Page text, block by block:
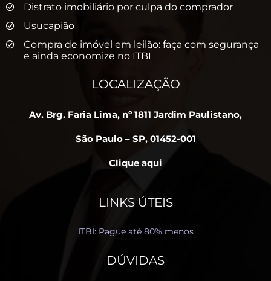
Distrato imobiliário por culpa do comprador
Usucapião
Compra de imóvel em leilão: faça com segurança
e ainda economize no ITBI
LOCALIZAÇÃO
Av. Brg. Faria Lima, nº 1811 Jardim Paulistano,
São Paulo – SP, 01452-001
Clique aqui
LINKS ÚTEIS
ITBI: Pague até 80% menos
DÚVIDAS